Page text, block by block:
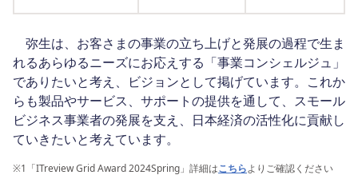
弥生は、お客さまの事業の立ち上げと発展の過程で生ま
れるあらゆるニーズにお応えする「事業コンシェルジュ」
でありたいと考え、ビジョンとして掲げています。これか
らも製品やサービス、サポートの提供を通して、スモール
ビジネス事業者の発展を支え、日本経済の活性化に貢献し
ていきたいと考えています。
※1 「ITreview Grid Award 2024Spring」詳細はこちらよりご確認ください